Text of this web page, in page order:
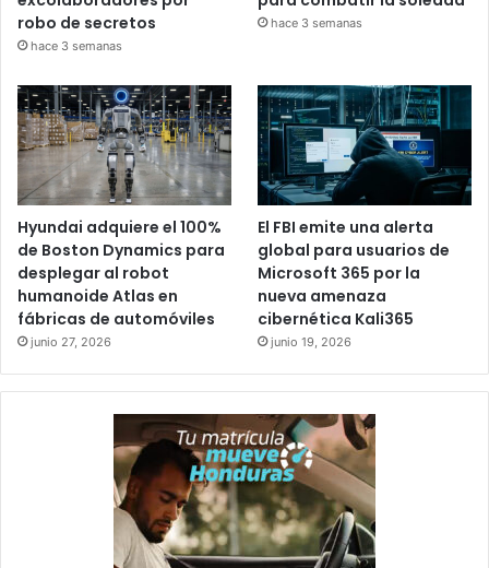
robo de secretos
hace 3 semanas
hace 3 semanas
Hyundai adquiere el 100%
de Boston Dynamics para
desplegar al robot
humanoide Atlas en
fábricas de automóviles
junio 27, 2026
El FBI emite una alerta
global para usuarios de
Microsoft 365 por la
nueva amenaza
cibernética Kali365
junio 19, 2026